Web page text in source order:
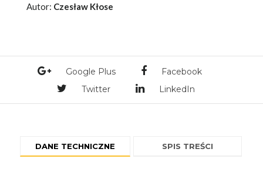
Autor: Czesław Kłose
Google Plus
Facebook
Twitter
LinkedIn
DANE TECHNICZNE SPIS TREŚCI